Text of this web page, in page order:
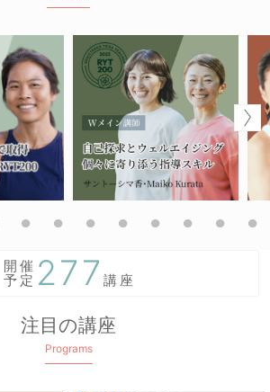
開催
予定 277 講座
注目の講座
Programs